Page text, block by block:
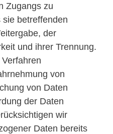
Zugangs zu
betreffenden
der
und ihrer Trennung.
von
von Daten
der Daten
wir
Daten bereits